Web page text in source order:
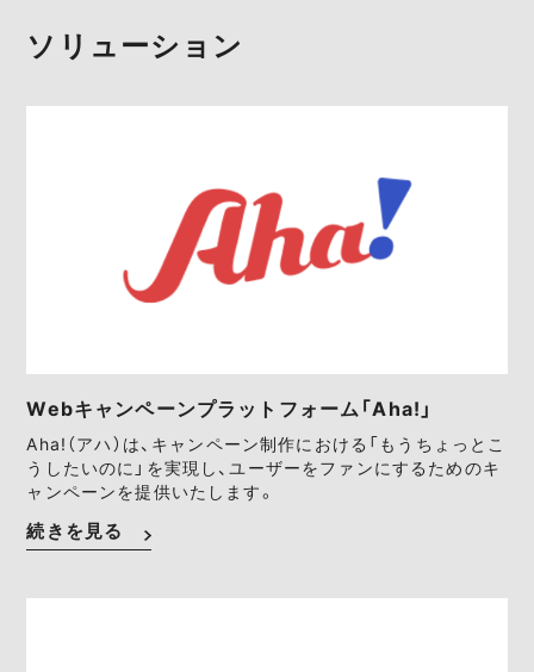
ソリューション
Webキャンペーンプラットフォーム「Aha!」
Aha!（アハ）は、キャンペーン制作における「もうちょっとこ
うしたいのに」を実現し、ユーザーをファンにするためのキ
ャンペーンを提供いたします。
続きを見る